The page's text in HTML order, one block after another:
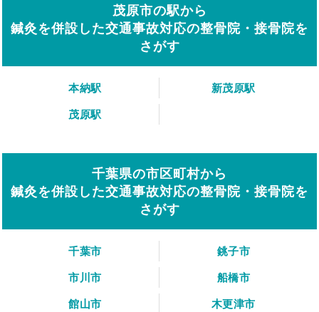
茂原市の駅から
鍼灸を併設した交通事故対応の整骨院・接骨院を
さがす
本納駅
新茂原駅
茂原駅
千葉県の市区町村から
鍼灸を併設した交通事故対応の整骨院・接骨院を
さがす
千葉市
銚子市
市川市
船橋市
館山市
木更津市